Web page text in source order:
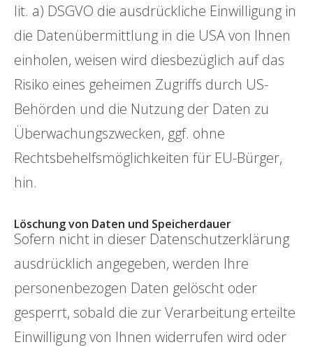
lit. a) DSGVO die ausdrückliche Einwilligung in
die Datenübermittlung in die USA von Ihnen
einholen, weisen wird diesbezüglich auf das
Risiko eines geheimen Zugriffs durch US-
Behörden und die Nutzung der Daten zu
Überwachungszwecken, ggf. ohne
Rechtsbehelfsmöglichkeiten für EU-Bürger,
hin.
Löschung von Daten und Speicherdauer
Sofern nicht in dieser Datenschutzerklärung
ausdrücklich angegeben, werden Ihre
personenbezogen Daten gelöscht oder
gesperrt, sobald die zur Verarbeitung erteilte
Einwilligung von Ihnen widerrufen wird oder